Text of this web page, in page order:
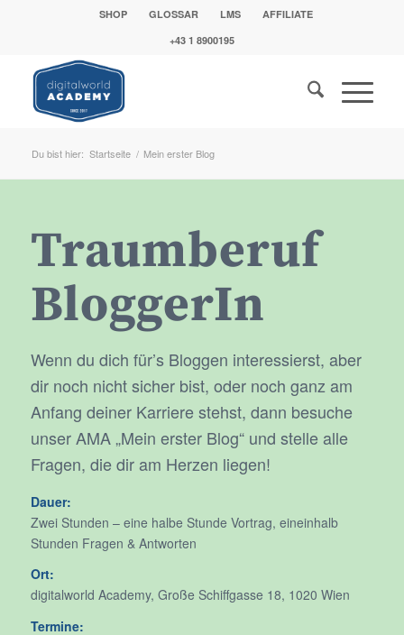
SHOP GLOSSAR LMS
AFFILIATE
+43 1 8900195
Du bist hier: Startseite / Mein erster Blog
Traumberuf
BloggerIn
Wenn du dich für’s Bloggen interessierst, aber
dir noch nicht sicher bist, oder noch ganz am
Anfang deiner Karriere stehst, dann besuche
unser AMA „Mein erster Blog“ und stelle alle
Fragen, die dir am Herzen liegen!
Dauer:
Zwei Stunden – eine halbe Stunde Vortrag, eineinhalb
Stunden Fragen & Antworten
Ort:
digitalworld Academy, Große Schiffgasse 18, 1020 Wien
Termine: